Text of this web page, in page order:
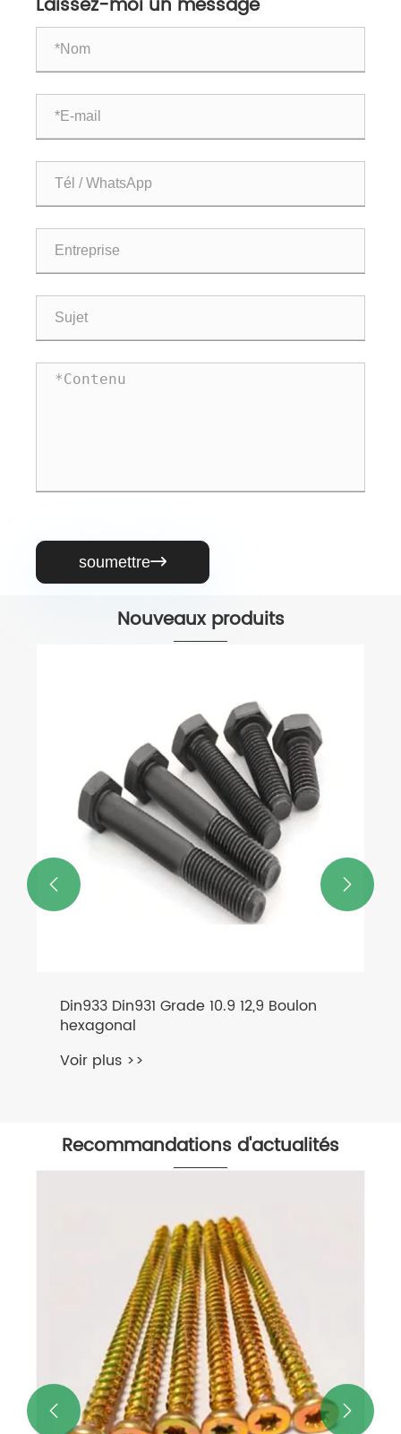
vis, boulons et rivets est-elle bonne ?
soumettre
Nouveaux produits
Din933 Din931 Grade 10.9 12,9 Boulon
hexagonal
Voir plus >>
 
Recommandations d'actualités
 